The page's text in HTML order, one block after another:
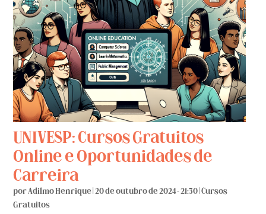
UNIVESP: Cursos Gratuitos
Online e Oportunidades de
Carreira
porAdilmo Henrique |20 de outubro de 2024 - 21:30 |Cursos
Gratuitos